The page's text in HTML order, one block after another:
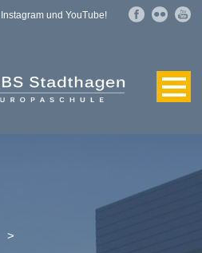
und YouTube!
>